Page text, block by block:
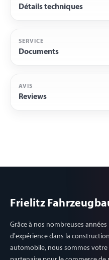
Détails techniques
SERVICE
Documents
AVIS
Reviews
Frielitz
Grâce à nos nombreuses années
d'expérience dans la construction
automobile, nous sommes votre